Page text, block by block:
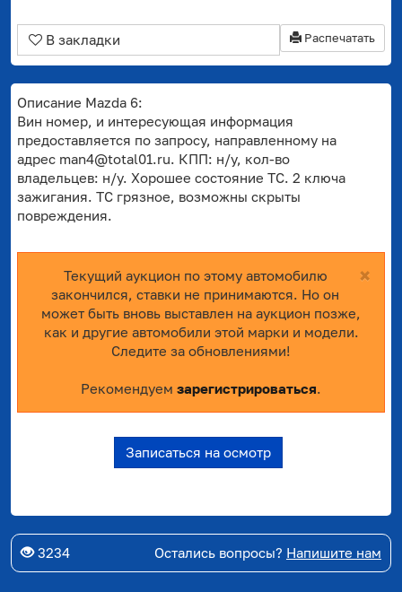
Распечатать
В закладки
Описание Mazda 6:
Вин номер, и интересующая информация
предоставляется по запросу, направленному на
адрес man4@total01.ru. КПП: н/у, кол-во
владельцев: н/у. Хорошее состояние ТС. 2 ключа
зажигания. ТС грязное, возможны скрыты
повреждения.
×
Текущий аукцион по этому автомобилю
закончился, ставки не принимаются. Но он
может быть вновь выставлен на аукцион позже,
как и другие автомобили этой марки и модели.
Следите за обновлениями!
Рекомендуем зарегистрироваться.
Записаться на осмотр
3234 Остались вопросы? Напишите нам